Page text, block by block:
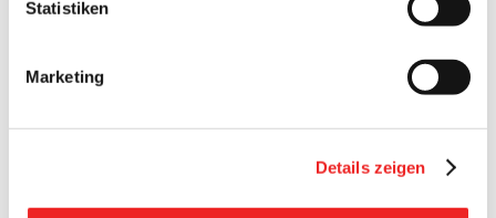
Statistiken
Marketing
Details zeigen